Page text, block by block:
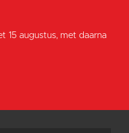
15 augustus, met daarna